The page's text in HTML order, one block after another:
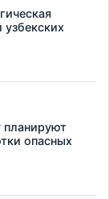
планируют
опасных